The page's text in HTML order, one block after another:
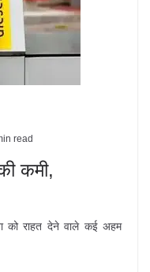
read
कमी,
को राहत देने वाले कई अहम